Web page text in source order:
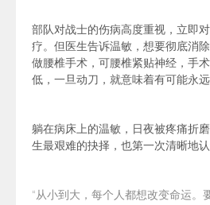
部队对战士的伤病高度重视，立即
疗。但 医生告诉温敏， 想要彻底消
做腰椎手术，可腰椎紧贴神经，手
低 ， 一旦动刀，就意味着有可能永
躺在病床上的温敏，日夜被疼痛折磨
生最艰难的抉择，也第一次清晰地
“ 从小到大，每个人都想改变命运。